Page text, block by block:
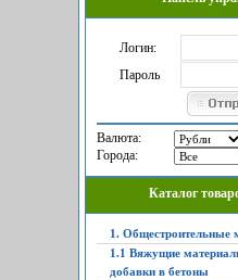
Логин:
Пароль
Валюта:
Города:
Каталог
1. Общестроительные
1.1 Вяжущие
добавки в бетоны